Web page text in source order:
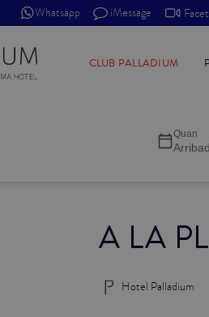
A LA
Hotel Palladium
Whatsapp iMessage
CLUB PALLADIUM
Quan